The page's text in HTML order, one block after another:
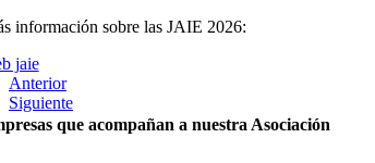
información sobre las JAIE 2026:
jaie
Anterior
Siguiente
que acompañan a nuestra Asociación